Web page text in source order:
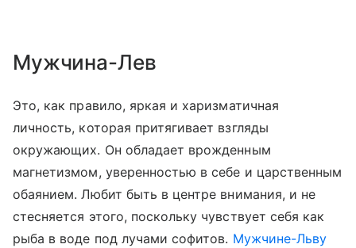
Мужчина-Лев
Это, как правило, яркая и харизматичная
личность, которая притягивает взгляды
окружающих. Он обладает врожденным
магнетизмом, уверенностью в себе и царственным
обаянием. Любит быть в центре внимания, и не
стесняется этого, поскольку чувствует себя как
рыба в воде под лучами софитов. Мужчине-Льву